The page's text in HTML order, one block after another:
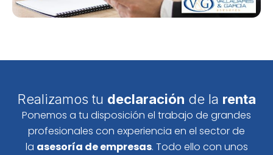
Realizamos tu declaración de la renta
Ponemos a tu disposición el trabajo de grandes
profesionales con experiencia en el sector de
la asesoría de empresas. Todo ello con unos